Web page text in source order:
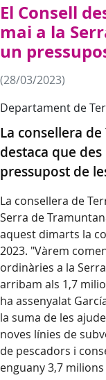
El Consell
mai a la
un
(28/03/2023)
Departament de
La consellera
destaca que
pressupost de
La consellera de
Serra de
aquest dimarts la
2023. "Vàrem
ordinàries a la
arribam als 1,7
ha assenyalat
la suma de les
noves línies de
de pescadors i
enguany 3,7